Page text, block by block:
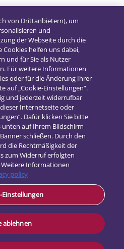
von Drittanbietern), um
und
der Webseite durch die
Cookies helfen uns dabei,
und für Sie als Nutzer
Für weitere Informationen
oder für die Änderung Ihrer
auf „Cookie-Einstellungen“.
und jederzeit widerrufbar
Internetseite oder
Dafür klicken Sie bitte
unten auf Ihrem Bildschirm
schließen. Durch den
die Rechtmäßigkeit der
zum Widerruf erfolgten
Informationen
policy
Einstellungen
ablehnen